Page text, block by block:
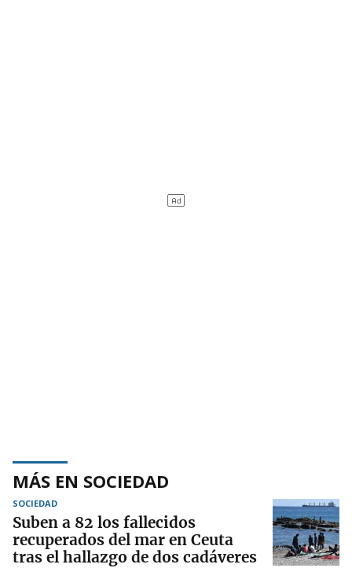
MÁS EN SOCIEDAD
SOCIEDAD
Suben a 82 los fallecidos
recuperados del mar en Ceuta
tras el hallazgo de dos cadáveres